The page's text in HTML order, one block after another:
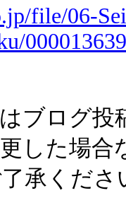
file/06-
ログ投
した場
承くださ